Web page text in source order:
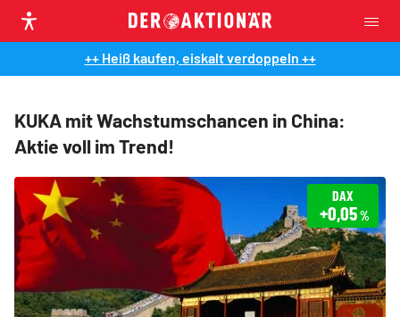
++ Heiß kaufen, eiskalt verdoppeln ++
KUKA mit Wachstumschancen in China:
Aktie voll im Trend!
DAX
+0,05%